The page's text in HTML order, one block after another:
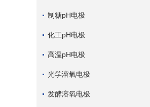
制糖pH电极
化工pH电极
高温pH电极
光学溶氧电极
发酵溶氧电极